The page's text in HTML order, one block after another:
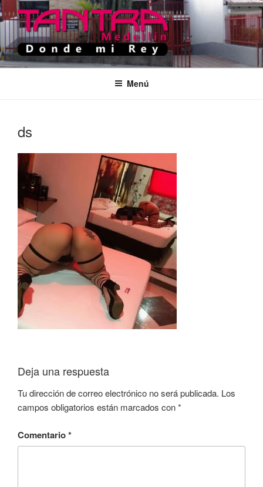
Saltar
al
contenido
TANTRA MEDELLIN
Donde Mi Rey
Menú
ds
Deja una respuesta
Tu dirección de correo electrónico no será publicada. Los
campos obligatorios están marcados con*
Comentario*